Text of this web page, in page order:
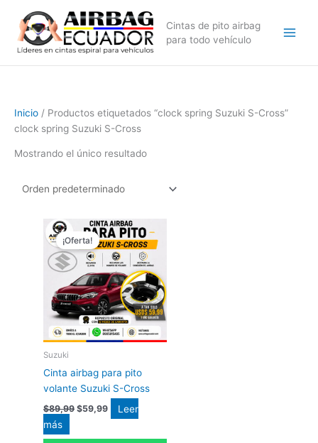
contenido
Cintas de pito airbag
para todo vehículo
Inicio / Productos etiquetados “clock spring Suzuki S-Cross”
clock spring Suzuki S-Cross
Mostrando el único resultado
¡Oferta!
Suzuki
Cinta airbag para pito
volante Suzuki S-Cross
$89,99
precio
original
era:
$89,99.
$59,99
El
precio
actual
es:
$59,99.
Leer
más